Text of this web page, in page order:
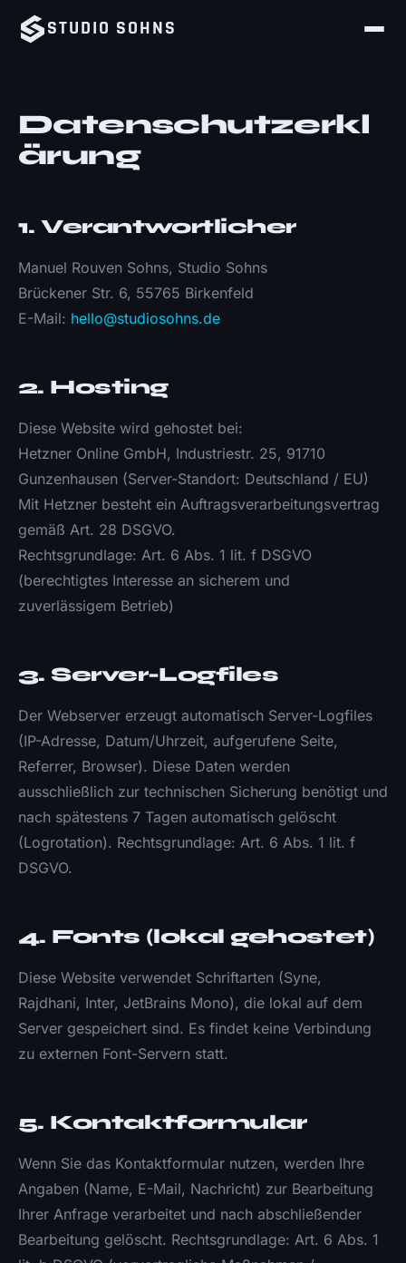
STUDIO SOHNS
Datenschutzerkl
ärung
1. Verantwortlicher
Manuel Rouven Sohns, Studio Sohns
Brückener Str. 6, 55765 Birkenfeld
E-Mail: hello@studiosohns.de
2. Hosting
Diese Website wird gehostet bei:
Hetzner Online GmbH, Industriestr. 25, 91710
Gunzenhausen (Server-Standort: Deutschland / EU)
Mit Hetzner besteht ein Auftragsverarbeitungsvertrag
gemäß Art. 28 DSGVO.
Rechtsgrundlage: Art. 6 Abs. 1 lit. f DSGVO
(berechtigtes Interesse an sicherem und
zuverlässigem Betrieb)
3. Server-Logfiles
Der Webserver erzeugt automatisch Server-Logfiles
(IP-Adresse, Datum/Uhrzeit, aufgerufene Seite,
Referrer, Browser). Diese Daten werden
ausschließlich zur technischen Sicherung benötigt und
nach spätestens 7 Tagen automatisch gelöscht
(Logrotation). Rechtsgrundlage: Art. 6 Abs. 1 lit. f
DSGVO.
4. Fonts (lokal gehostet)
Diese Website verwendet Schriftarten (Syne,
Rajdhani, Inter, JetBrains Mono), die lokal auf dem
Server gespeichert sind. Es findet keine Verbindung
zu externen Font-Servern statt.
5. Kontaktformular
Wenn Sie das Kontaktformular nutzen, werden Ihre
Angaben (Name, E-Mail, Nachricht) zur Bearbeitung
Ihrer Anfrage verarbeitet und nach abschließender
Bearbeitung gelöscht. Rechtsgrundlage: Art. 6 Abs. 1